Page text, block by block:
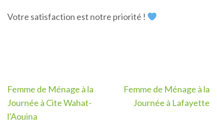
Votre satisfaction est notre priorité !
Navigation
de
l’article
Femme de Ménage à la
Journée à Cite Wahat-
l’Aouina
Femme de Ménage à la
Journée à Lafayette